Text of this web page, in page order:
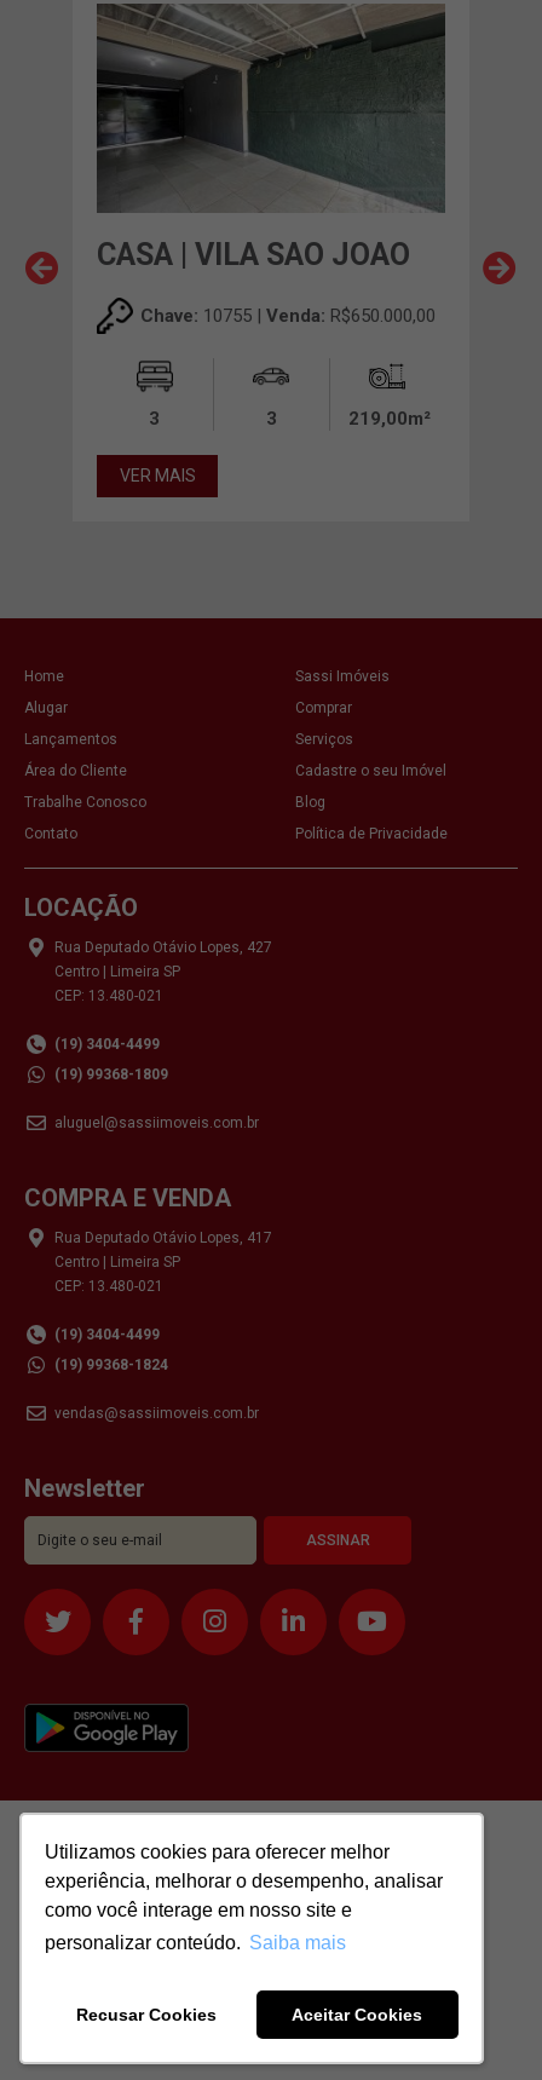
Utilizamos cookies para oferecer melhor
experiência, melhorar o desempenho, analisar
como você interage em nosso site e
personalizar conteúdo. Saiba mais
Recusar Cookies Aceitar Cookies
Utilizamos cookies para oferecer melhor
experiência, melhorar o desempenho, analisar
como você interage em nosso site e
personalizar conteúdo. Saiba mais
Recusar Cookies Aceitar Cookies
CASA | VILA SAO JOAO
Chave: 10755 | Venda: R$650.000,00
3 3 219,00m²
VER MAIS
IV
Home
Sassi Imóveis
Alugar
Comprar
Lançamentos
Serviços
Área do Cliente
Cadastre o seu Imóvel
Trabalhe Conosco
Blog
Contato
Política de Privacidade
LOCAÇÃO
Rua Deputado Otávio Lopes, 427
Centro | Limeira SP
CEP: 13.480-021
(19) 3404-4499
(19) 99368-1809
aluguel@sassiimoveis.com.br
COMPRA E VENDA
Rua Deputado Otávio Lopes, 417
Centro | Limeira SP
CEP: 13.480-021
(19) 3404-4499
(19) 99368-1824
vendas@sassiimoveis.com.br
Newsletter
51.417.293/0001-48 | CRECI: J-04970/1